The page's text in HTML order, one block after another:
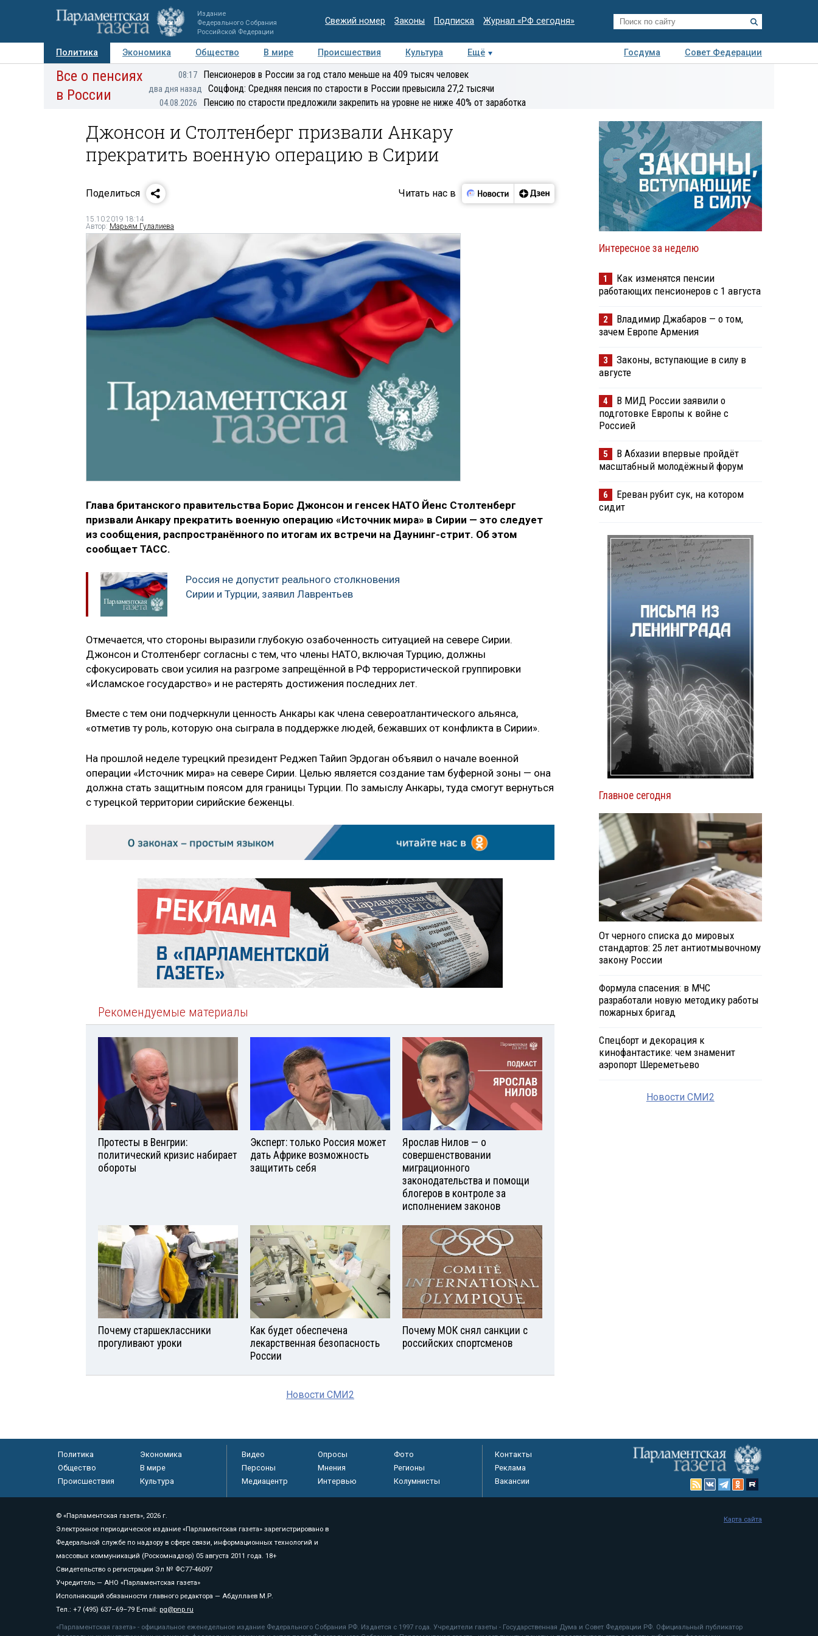
Издание
Федерального Собрания
Российской Федерации
Свежий номер Законы Подписка Журнал «РФ сегодня»
Политика Экономика Общество В мире Происшествия Культура Ещё Госдума
Совет Федерации
Авторы Персоны Мнения Регионы Медиацентр Интервью Колумнисты
Все о пенсиях
в России
08:17 Пенсионеров в России за год стало меньше на 409 тысяч человек
два дня назад Соцфонд: Средняя пенсия по старости в России превысила 27,2 тысячи
04.08.2026 Пенсию по старости предложили закрепить на уровне не ниже 40% от заработка
Джонсон и Столтенберг призвали Анкару
прекратить военную операцию в Сирии
Поделиться Читать нас в
15.10.2019 18:14
Автор: Марьям Гулалиева
Глава британского правительства Борис Джонсон и генсек НАТО Йенс Столтенберг
призвали Анкару прекратить военную операцию «Источник мира» в Сирии — это следует
из сообщения, распространённого по итогам их встречи на Даунинг-стрит. Об этом
сообщает ТАСС.
Россия не допустит реального столкновения
Сирии и Турции, заявил Лаврентьев
Отмечается, что стороны выразили глубокую озабоченность ситуацией на севере Сирии.
Джонсон и Столтенберг согласны с тем, что члены НАТО, включая Турцию, должны
сфокусировать свои усилия на разгроме запрещённой в РФ террористической группировки
«Исламское государство» и не растерять достижения последних лет.
Вместе с тем они подчеркнули ценность Анкары как члена североатлантического альянса,
«отметив ту роль, которую она сыграла в поддержке людей, бежавших от конфликта в Сирии».
На прошлой неделе турецкий президент Реджеп Тайип Эрдоган объявил о начале военной
операции «Источник мира» на севере Сирии. Целью является создание там буферной зоны — она
должна стать защитным поясом для границы Турции. По замыслу Анкары, туда смогут вернуться
с турецкой территории сирийские беженцы.
Рекомендуемые материалы
Протесты в Венгрии:
политический кризис набирает
обороты
Эксперт: только Россия может
дать Африке возможность
защитить себя
Ярослав Нилов — о
совершенствовании
миграционного
законодательства и помощи
блогеров в контроле за
исполнением законов
Почему старшеклассники
прогуливают уроки
Как будет обеспечена
лекарственная безопасность
России
Почему МОК снял санкции с
российских спортсменов
Новости СМИ2
Интересное за неделю
1
Как изменятся пенсии
работающих пенсионеров с 1 августа
2
Владимир Джабаров — о том,
зачем Европе Армения
3
Законы, вступающие в силу в
августе
4
В МИД России заявили о
подготовке Европы к войне с
Россией
5
В Абхазии впервые пройдёт
масштабный молодёжный форум
6
Ереван рубит сук, на котором
сидит
Главное сегодня
От черного списка до мировых
стандартов: 25 лет антиотмывочному
закону России
Формула спасения: в МЧС
разработали новую методику работы
пожарных бригад
Спецборт и декорация к
кинофантастике: чем знаменит
аэропорт Шереметьево
Новости СМИ2
Политика
Экономика
Общество
В мире
Происшествия
Культура
Видео Опросы
Фото
Персоны
Мнения
Регионы
Медиацентр
Интервью Колумнисты
Контакты
Реклама
Вакансии
© «Парламентская газета», 2026 г.
Электронное периодическое издание «Парламентская газета» зарегистрировано в
Федеральной службе по надзору в сфере связи, информационных технологий и
массовых коммуникаций (Роскомнадзор) 05 августа 2011 года. 18+
Свидетельство о регистрации Эл № ФС77-46097
Учредитель — АНО «Парламентская газета»
Исполняющий обязанности главного редактора — Абдуллаев М.Р.
Тел.: +7 (495) 637–69–79 E-mail: pg@pnp.ru
«Парламентская газета» - официальное еженедельное издание Федерального Собрания РФ. Издается с 1997 года. Учредители газеты - Государственная Дума и Совет Федерации РФ. Официальный публикатор
Карта сайта